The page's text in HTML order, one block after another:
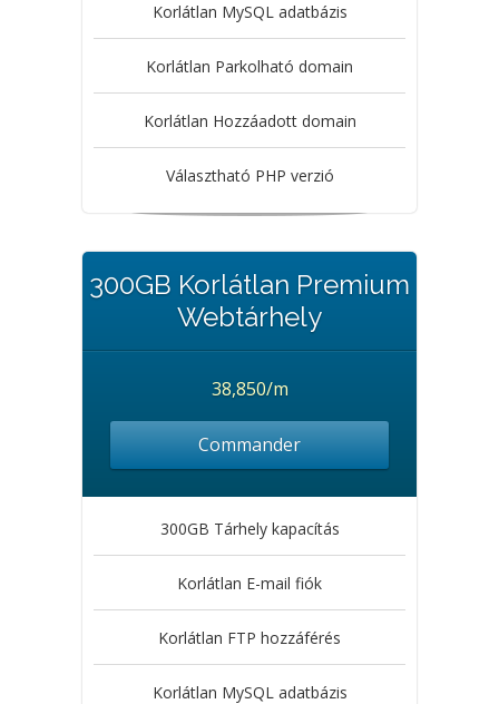
Korlátlan MySQL adatbázis
Korlátlan Parkolható domain
Korlátlan Hozzáadott domain
Választható PHP verzió
300GB Korlátlan Premium
Webtárhely
38,850/m
Commander
300GB Tárhely kapacítás
Korlátlan E-mail fiók
Korlátlan FTP hozzáférés
Korlátlan MySQL adatbázis